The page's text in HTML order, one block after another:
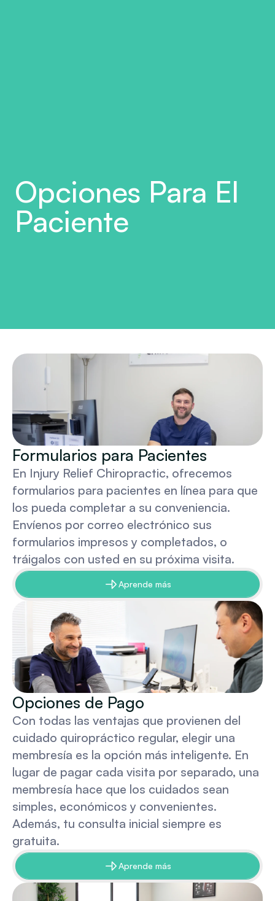
Opciones Para El
Paciente
Formularios para Pacientes
En Injury Relief Chiropractic, ofrecemos
formularios para pacientes en línea para que
los pueda completar a su conveniencia.
Envíenos por correo electrónico sus
formularios impresos y completados, o
tráigalos con usted en su próxima visita.
Aprende más
Opciones de Pago
Con todas las ventajas que provienen del
cuidado quiropráctico regular, elegir una
membresía es la opción más inteligente. En
lugar de pagar cada visita por separado, una
membresía hace que los cuidados sean
simples, económicos y convenientes.
Además, tu consulta inicial siempre es
gratuita.
Aprende más